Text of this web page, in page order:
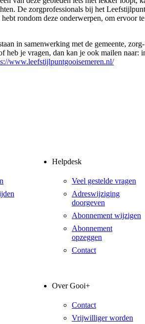
De zorgprofessionals bij het
rondom deze onderwerpen, om ervoor
in samenwerking met de gemeente,
heb je vragen, dan kan je ook mailen naar:
www.leefstijlpuntgooisemeren.nl/
Helpdesk
Veel gestelde vragen
Adreswijziging
doorgeven
Abonnement wijzigen
Abonnement
opzeggen
Contact
Over Gooi+
Contact
Vrijwilliger worden